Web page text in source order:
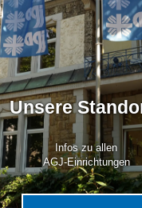
Unsere
Infos zu allen
AGJ-Einrichtungen